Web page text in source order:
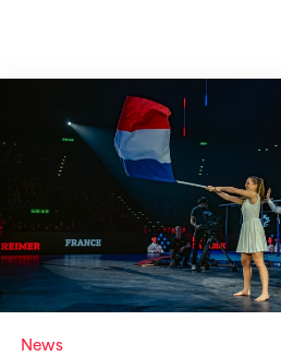
News
Team Frankreich ist komplett